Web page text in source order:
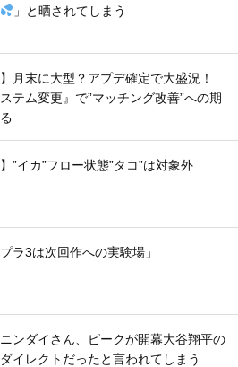
」と晒されてしまう
】月末に大型？アプデ確定で大盛況！
ステム変更』で”マッチング改善”への期
】”イカ”フロー状態”タコ”は対象外
ラ3は次回作への実験場」
ニンダイさん、ピークが開幕大谷翔平の
イレクトだったと言われてしまう